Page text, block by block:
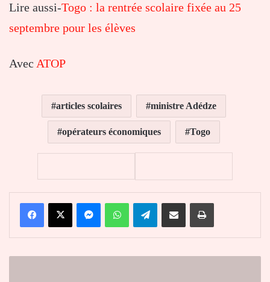
Lire aussi-Togo : la rentrée scolaire fixée au 25
septembre pour les élèves
Avec ATOP
articles scolaires ministre Adédze
opérateurs économiques Togo
FacebookX MessengerWhatsAppTelegramPartager par email Imprimer